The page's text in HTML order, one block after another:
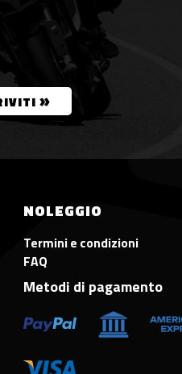
»
NOLEGGIO
Termini e condizioni
FAQ
Metodi di pagamento